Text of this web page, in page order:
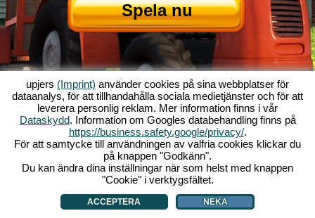
Spela nu
Om My Free Farm|Historien bakom webbläsarenspelet|Funktionerna|
GTC Kontakt/Credits|Datasäkerhetspolicy|Regler|Forum| Support|
Google Play|App Store|Webbläsarspel - upjers.com
|Hantera Cookies
upjers (Imprint) använder cookies på sina webbplatser för
dataanalys, för att tillhandahålla sociala medietjänster och för att
leverera personlig reklam. Mer information finns i vår
Dataskydd. Information om Googles databehandling finns på
https://business.safety.google/privacy/.
För att samtycke till användningen av valfria cookies klickar du
på knappen "Godkänn".
Du kan ändra dina inställningar när som helst med knappen
"Cookie" i verktygsfältet.
ACCEPTERA NEKA